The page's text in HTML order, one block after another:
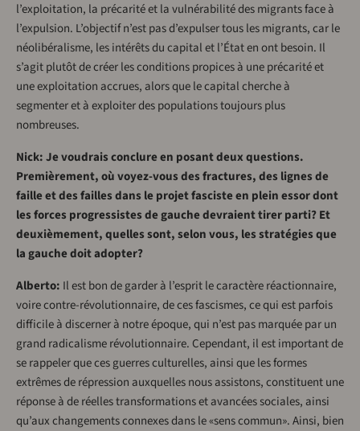
l’exploitation, la précarité et la vulnérabilité des migrants face à
l’expulsion. L’objectif n’est pas d’expulser tous les migrants, car le
néolibéralisme, les intérêts du capital et l’État en ont besoin. Il
s’agit plutôt de créer les conditions propices à une précarité et
une exploitation accrues, alors que le capital cherche à
segmenter et à exploiter des populations toujours plus
nombreuses.
Nick: Je voudrais conclure en posant deux questions.
Premièrement, où voyez-vous des fractures, des lignes de
faille et des failles dans le projet fasciste en plein essor dont
les forces progressistes de gauche devraient tirer parti? Et
deuxièmement, quelles sont, selon vous, les stratégies que
la gauche doit adopter?
Alberto: Il est bon de garder à l’esprit le caractère réactionnaire,
voire contre-révolutionnaire, de ces fascismes, ce qui est parfois
difficile à discerner à notre époque, qui n’est pas marquée par un
grand radicalisme révolutionnaire. Cependant, il est important de
se rappeler que ces guerres culturelles, ainsi que les formes
extrêmes de répression auxquelles nous assistons, constituent une
réponse à de réelles transformations et avancées sociales, ainsi
qu’aux changements connexes dans le «sens commun». Ainsi, bien